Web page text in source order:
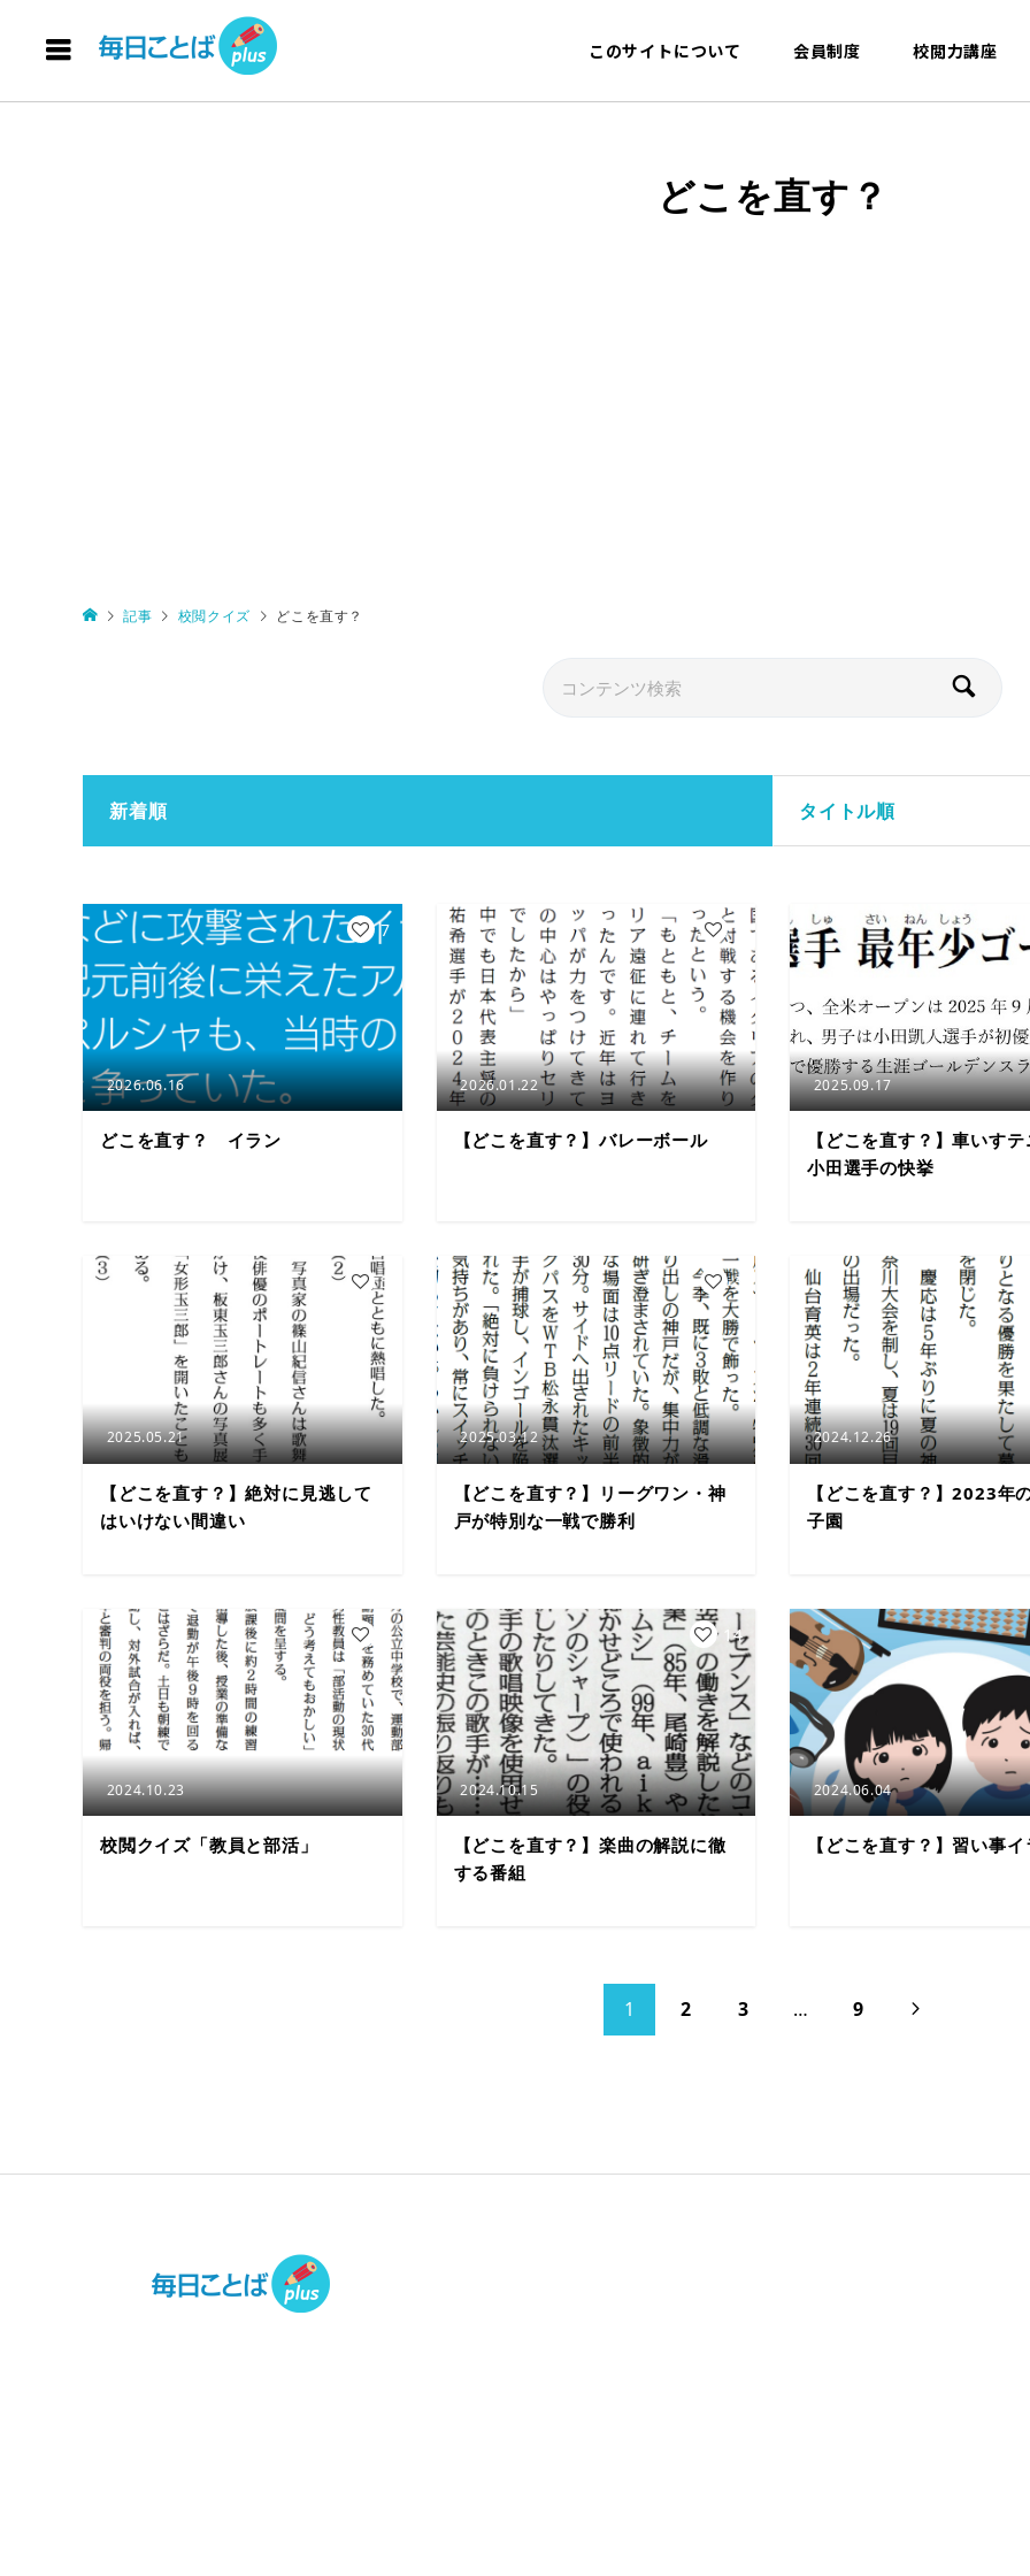
このサイトについて 会員制度 校閲力講座
どこを直す？
記事 校閲クイズ どこを直す？
新着順 タイトル順
2026.06.16
どこを直す？ イラン
7
2026.01.22
【どこを直す？】バレーボール
7
2025.09.17
【どこを直す？】車いす
小田選手の快挙
2025.05.21
【どこを直す？】絶対に見逃して
はいけない間違い
5
2025.03.12
【どこを直す？】リーグワン・神
戸が特別な一戦で勝利
3
2024.12.26
【どこを直す？】2023年
子園
2024.10.23
校閲クイズ「教員と部活」
2024.10.15
【どこを直す？】楽曲の解説に徹
する番組
14
2024.06.04
【どこを直す？】習い事
1 2 3 … 9 